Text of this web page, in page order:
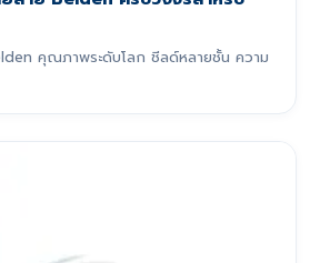
คุณภาพระดับโลก ชีลด์หลายชั้น ความ